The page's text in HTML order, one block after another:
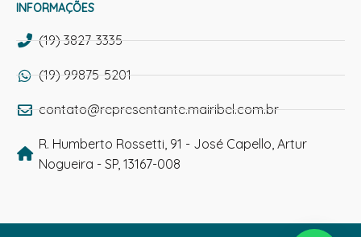
INFORMAÇÕES
(19) 3827-3335
(19) 99875-5201
contato@representante.mairibel.com.br
R. Humberto Rossetti, 91 - José Capello, Artur
Nogueira - SP, 13167-008